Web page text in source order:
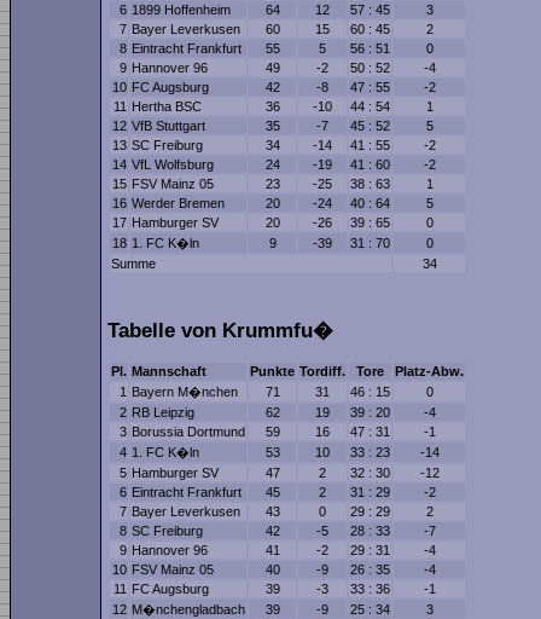
6 1899 Hoffenheim 64 12 57 : 45
3
7 Bayer Leverkusen 60 15 60 : 45
2
8 Eintracht Frankfurt 55 5 56 : 51
0
9 Hannover 96 49 -2 50 : 52
-4
10 FC Augsburg 42 -8 47 : 55
-2
11 Hertha BSC 36 -10 44 : 54
1
12 VfB Stuttgart 35 -7 45 : 52
5
13 SC Freiburg 34 -14 41 : 55
-2
14 VfL Wolfsburg 24 -19 41 : 60
-2
15 FSV Mainz 05 23 -25 38 : 63
1
16 Werder Bremen 20 -24 40 : 64
5
17 Hamburger SV 20 -26 39 : 65
0
18 1. FC K�ln 9 -39 31 : 70
0
Summe
34
Tabelle von Krummfu�
Pl. Mannschaft Punkte Tordiff. Tore
Platz-Abw.
1
Bayern M�nchen 71 31 46 : 15
0
2 RB Leipzig 62 19 39 : 20
-4
3 Borussia Dortmund 59 16 47 : 31
-1
4 1. FC K�ln 53 10 33 : 23
-14
5 Hamburger SV 47 2 32 : 30
-12
6 Eintracht Frankfurt 45 2 31 : 29
-2
7 Bayer Leverkusen 43 0 29 : 29
2
8 SC Freiburg 42 -5 28 : 33
-7
9 Hannover 96 41 -2 29 : 31
-4
10 FSV Mainz 05 40 -9 26 : 35
-4
11
FC Augsburg 39 -3 33 : 36
-1
12 M�nchengladbach 39 -9 25 : 34
3